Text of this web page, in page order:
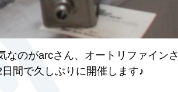
のがarcさん、オートリファインさ
間で久しぶりに開催します♪